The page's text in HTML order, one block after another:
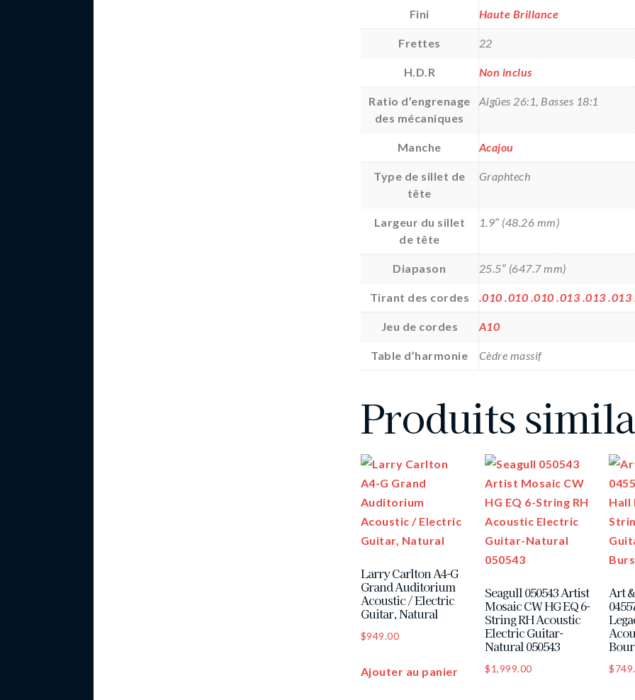
Fini Haute Brillance
Frettes 22
H.D.R Non inclus
Ratio d’engrenage
des mécaniques
Aigües 26:1, Basses 18:1
Manche Acajou
Type de sillet de
tête
Graphtech
Largeur du sillet
de tête
1.9″ (48.26 mm)
Diapason 25.5″ (647.7 mm)
Tirant des cordes .010 .010 .010 .013 .013
Jeu de cordes A10
Table d’harmonie Cèdre massif
Produits
Larry Carlton A4-G
Grand Auditorium
Acoustic / Electric
Guitar, Natural
$949.00
Ajouter au panier
Seagull 050543 Artist
Mosaic CW HG EQ 6-
String RH Acoustic
Electric Guitar-
Natural 050543
$1,999.00
Art
$